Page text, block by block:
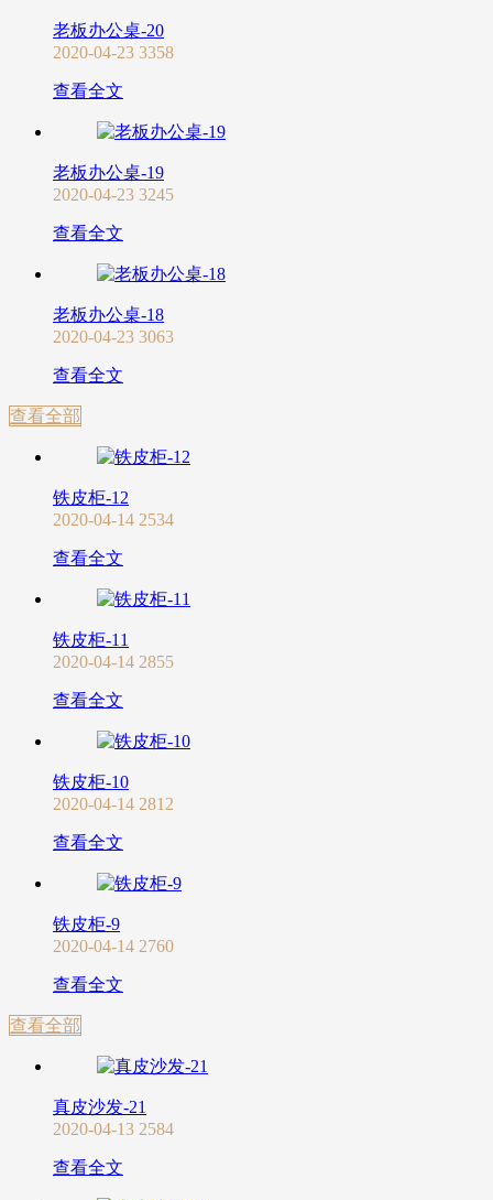
老板办公桌-20
2020-04-23 3358
查看全文
老板办公桌-19
2020-04-23 3245
查看全文
老板办公桌-18
2020-04-23 3063
查看全文
查看全部
铁皮柜-12
2020-04-14 2534
查看全文
铁皮柜-11
2020-04-14 2855
查看全文
铁皮柜-10
2020-04-14 2812
查看全文
铁皮柜-9
2020-04-14 2760
查看全文
查看全部
真皮沙发-21
2020-04-13 2584
查看全文